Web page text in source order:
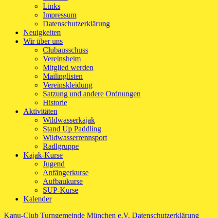
Links
Impressum
Datenschutzerklärung
Neuigkeiten
Wir über uns
Clubausschuss
Vereinsheim
Mitglied werden
Mailinglisten
Vereinskleidung
Satzung und andere Ordnungen
Historie
Aktivitäten
Wildwasserkajak
Stand Up Paddling
Wildwasserrennsport
Radlgruppe
Kajak-Kurse
Jugend
Anfängerkurse
Aufbaukurse
SUP-Kurse
Kalender
Kanu-Club Turngemeinde München e.V. Datenschutzerklärung